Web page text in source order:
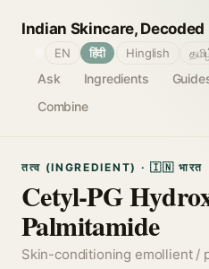
Indian Skincare, Decoded
Ask Ingredients
Combine
EN हिंदी Hinglish
तत्व (INGREDIENT) · 🇮🇳 भारत
Cetyl-PG
Palmitamide
Skin-conditioning emollient /